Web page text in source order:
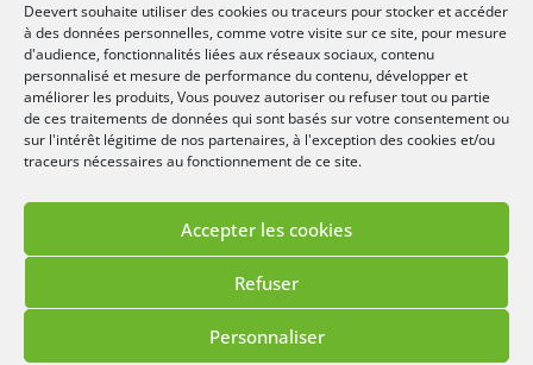
Deevert souhaite utiliser des cookies ou traceurs pour stocker et accéder
à des données personnelles, comme votre visite sur ce site, pour mesure
d'audience, fonctionnalités liées aux réseaux sociaux, contenu
personnalisé et mesure de performance du contenu, développer et
améliorer les produits, Vous pouvez autoriser ou refuser tout ou partie
de ces traitements de données qui sont basés sur votre consentement ou
sur l'intérêt légitime de nos partenaires, à l'exception des cookies et/ou
traceurs nécessaires au fonctionnement de ce site.
Accepter les cookies
Refuser
Personnaliser
deevert.com
Mentions légales Politique de cookies